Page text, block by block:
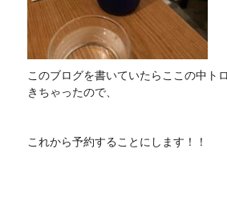
このブログを書いていたらここの中ト
きちゃったので、
これから予約することにします！！